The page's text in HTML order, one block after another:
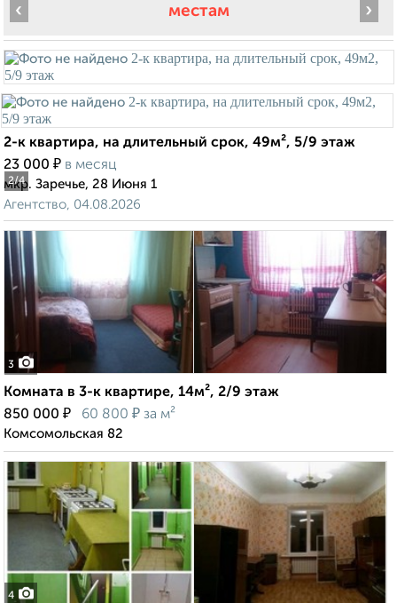
местам
2/4
‹ ›
2-к квартира, на длительный срок, 49м², 5/9 этаж
23 000 ₽ в месяц
мкр. Заречье, 28 Июня 1
Агентство, 04.08.2026
3
Комната в 3-к квартире, 14м², 2/9 этаж
850 000 ₽ 60 800 ₽ за м²
Комсомольская 82
4